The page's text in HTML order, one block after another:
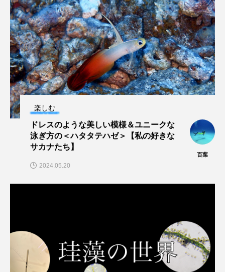
在来生物 地域名 城崎マリンワールド
夏 外来生物 外来種 外来魚
大分県 天然記念物 奈良県
宍道湖自然館ゴビウス 宮古島 寄生
屈斜路湖 岩手県 市場
市立しものせき水族館・海響館
微生物 文化
文学 料理 新海生物 新潟市
楽しむ
ドレスのような美しい模様＆ユニークな
泳ぎ方の＜ハタタテハゼ＞【私の好きな
サカナたち】
百葉
2024.05.20